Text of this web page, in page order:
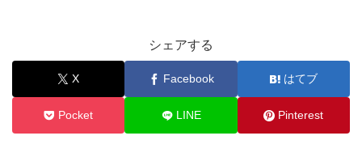
シェアする
X Facebook はてブ
Pocket LINE Pinterest